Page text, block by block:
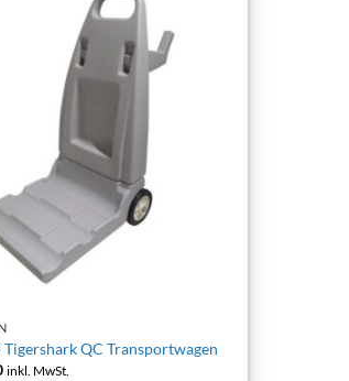
QC Transportwagen
inkl. MwSt.